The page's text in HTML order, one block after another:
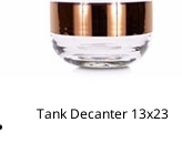
Tank Decanter 13x23